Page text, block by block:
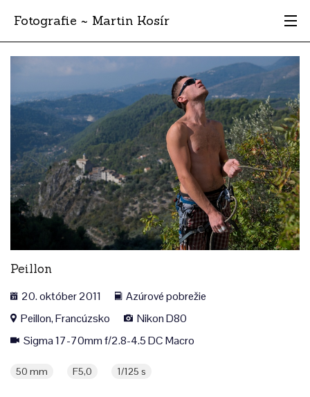
Fotografie ~ Martin Kosír
Moje obľúbené
Albumy
Miesta
Archív
Vyhľadávanie
Peillon
20. október 2011
Azúrové pobrežie
Peillon, Francúzsko
Nikon D80
Sigma 17-70mm f/2.8-4.5 DC Macro
50 mm F5,0 1/125 s